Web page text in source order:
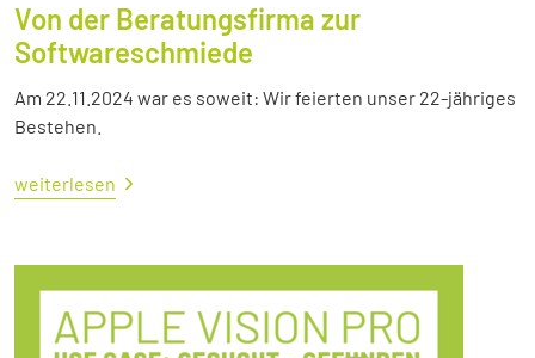
Von der Beratungsfirma zur
Softwareschmiede
Am 22.11.2024 war es soweit: Wir feierten unser 22-jähriges
Bestehen.
weiterlesen